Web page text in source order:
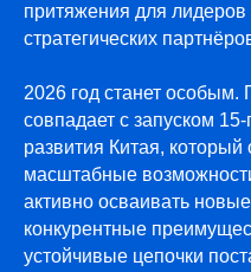
притяжения для
стратегических
2026 год станет особым.
совпадает с запуском
развития Китая,
масштабные
активно осваивать
конкурентные
устойчивые цепочки